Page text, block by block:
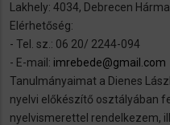
oder
Staplerfahrer.)
Lakhely: 4034, Debrecen
Elérhetőség:
- Tel. sz.: 06 20/ 2244-094
- E-mail: imrebede@gmail.com
Tanulmányaimat a Dienes
nyelvi előkészítő osztályában
nyelvismerettel rendelkezem,